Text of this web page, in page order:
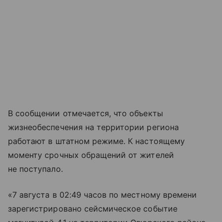
В сообщении отмечается, что объекты
жизнеобеспечения на территории региона
работают в штатном режиме. К настоящему
моменту срочных обращений от жителей
не поступало.
«7 августа в 02:49 часов по местному времени
зарегистрировано сейсмическое событие